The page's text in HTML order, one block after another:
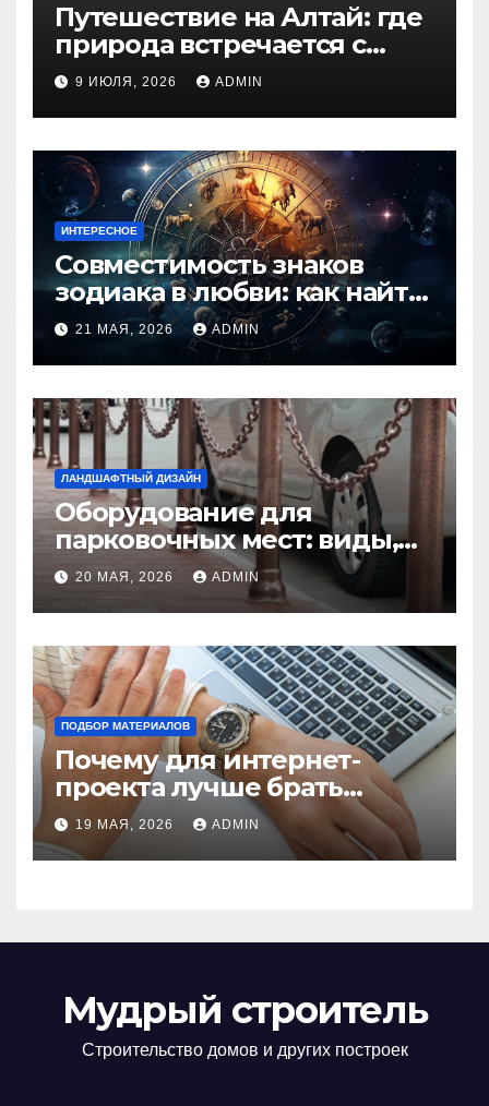
Путешествие на Алтай: где
природа встречается с
духом приключений
9 ИЮЛЯ, 2026 ADMIN
ИНТЕРЕСНОЕ
Совместимость знаков
зодиака в любви: как найти
идеальную пару и
избежать конфликтов
21 МАЯ, 2026 ADMIN
ЛАНДШАФТНЫЙ ДИЗАЙН
Оборудование для
парковочных мест: виды,
функции и нормы
установки
20 МАЯ, 2026 ADMIN
ПОДБОР МАТЕРИАЛОВ
Почему для интернет-
проекта лучше брать
отдельный сервер:
преимущества и ключевые
аспекты
19 МАЯ, 2026 ADMIN
Мудрый строитель
Строительство домов и других построек